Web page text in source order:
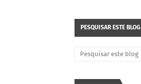
PESQUISAR ESTE BLOG